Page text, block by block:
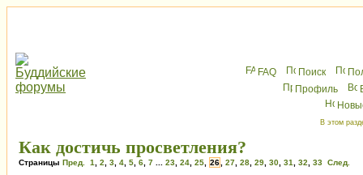
FAQ Поиск
Профиль
В этом
Как достичь просветления?
Страницы Пред. 1 2 3 4 5 6 7 23 24 25 26 27 28 29 30 31 32 33 След.